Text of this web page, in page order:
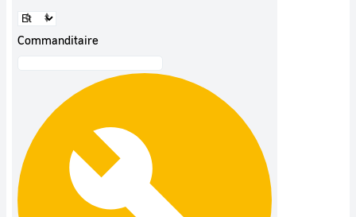
Commanditaire